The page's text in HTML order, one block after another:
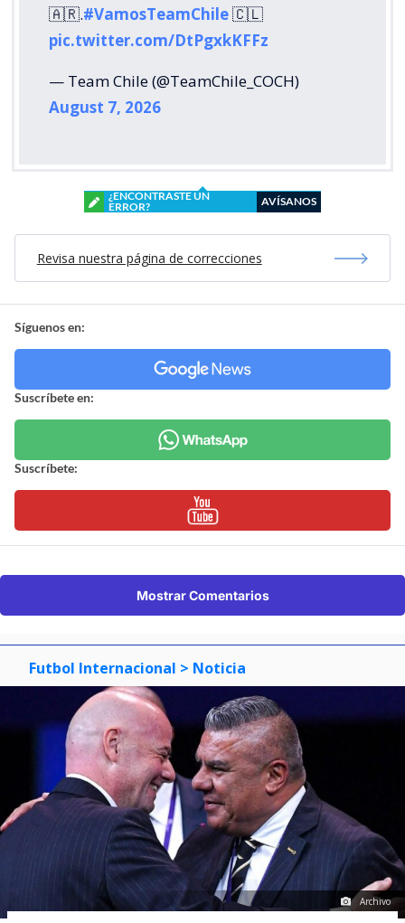
🇦🇷.#VamosTeamChile🇨🇱
pic.twitter.com/DtPgxkKFFz
— Team Chile (@TeamChile_COCH)
August 7, 2026
¿ENCONTRASTE UN
ERROR?
AVÍSANOS
Revisa nuestra página de correcciones
Síguenos en:
Suscríbete en:
Suscríbete:
Mostrar Comentarios
Futbol Internacional > Noticia
Archivo